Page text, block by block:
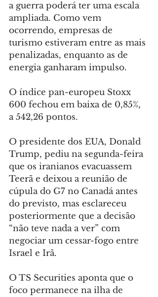
a guerra poderá ter uma escala
ampliada. Como vem
ocorrendo, empresas de
turismo estiveram entre as mais
penalizadas, enquanto as de
energia ganharam impulso.
O índice pan-europeu Stoxx
600 fechou em baixa de 0,85%,
a 542,26 pontos.
O presidente dos EUA, Donald
Trump, pediu na segunda-feira
que os iranianos evacuassem
Teerã e deixou a reunião de
cúpula do G7 no Canadá antes
do previsto, mas esclareceu
posteriormente que a decisão
“não teve nada a ver” com
negociar um cessar-fogo entre
Israel e Irã.
O TS Securities aponta que o
foco permanece na ilha de